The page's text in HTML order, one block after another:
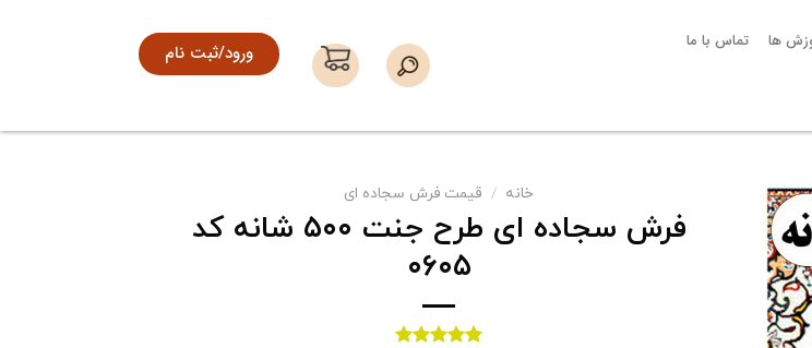
ها تماس با ما ورود/ثبت نام
افزودن
به
علاقه
مندی
ها
خانه / قیمت فرش سجاده ای
فرش سجاده ای طرح جنت ۵۰۰ شانه کد
۰۶۰۵